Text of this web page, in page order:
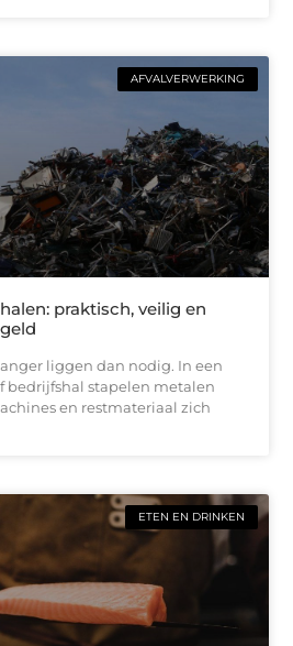
AFVALVERWERKING
praktisch, veilig en
liggen dan nodig. In een
bedrijfshal stapelen metalen
en restmateriaal zich
ETEN EN DRINKEN